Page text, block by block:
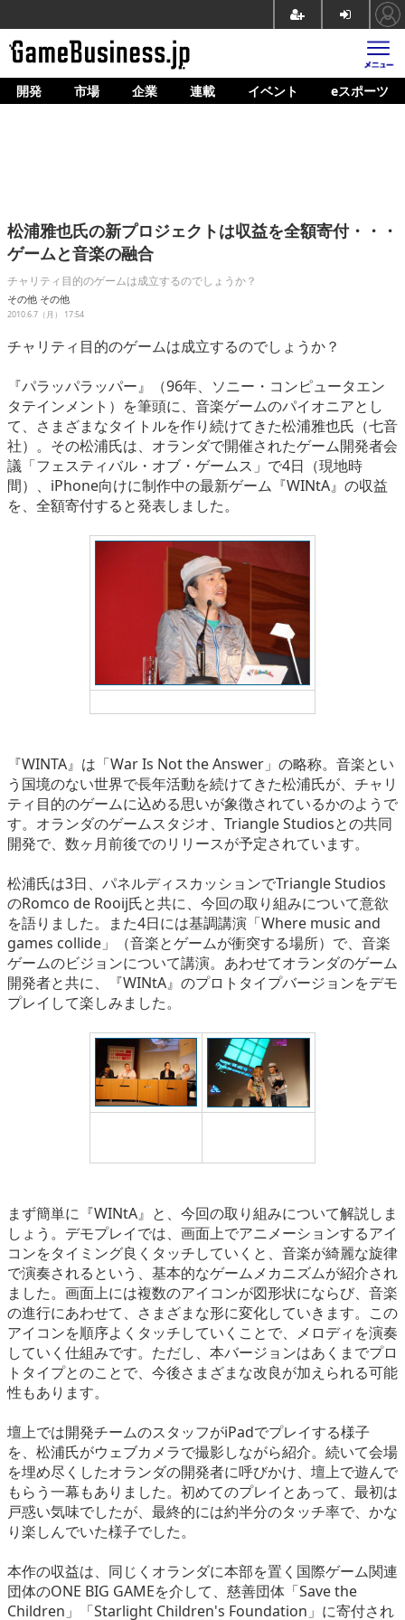
ホーム
企業動向
人材育成
産業政策
連載
イベント/セミナー
eスポーツ
開発 市場 企業 連載 イベント eスポーツ
松浦雅也氏の新プロジェクトは収益を全額寄付・・・
ゲームと音楽の融合
チャリティ目的のゲームは成立するのでしょうか？
その他 その他
2010.6.7（月） 17:54
チャリティ目的のゲームは成立するのでしょうか？
『パラッパラッパー』（96年、ソニー・コンピュータエン
タテインメント）を筆頭に、音楽ゲームのパイオニアとし
て、さまざまなタイトルを作り続けてきた松浦雅也氏（七音
社）。その松浦氏は、オランダで開催されたゲーム開発者会
議「フェスティバル・オブ・ゲームス」で4日（現地時
間）、iPhone向けに制作中の最新ゲーム『WINtA』の収益
を、全額寄付すると発表しました。
『WINTA』は「War Is Not the Answer」の略称。音楽とい
う国境のない世界で長年活動を続けてきた松浦氏が、チャリ
ティ目的のゲームに込める思いが象徴されているかのようで
す。オランダのゲームスタジオ、Triangle Studiosとの共同
開発で、数ヶ月前後でのリリースが予定されています。
松浦氏は3日、パネルディスカッションでTriangle Studios
のRomco de Rooij氏と共に、今回の取り組みについて意欲
を語りました。また4日には基調講演「Where music and
games collide」（音楽とゲームが衝突する場所）で、音楽
ゲームのビジョンについて講演。あわせてオランダのゲーム
開発者と共に、『WINtA』のプロトタイプバージョンをデモ
プレイして楽しみました。
まず簡単に『WINtA』と、今回の取り組みについて解説しま
しょう。デモプレイでは、画面上でアニメーションするアイ
コンをタイミング良くタッチしていくと、音楽が綺麗な旋律
で演奏されるという、基本的なゲームメカニズムが紹介され
ました。画面上には複数のアイコンが図形状にならび、音楽
の進行にあわせて、さまざまな形に変化していきます。この
アイコンを順序よくタッチしていくことで、メロディを演奏
していく仕組みです。ただし、本バージョンはあくまでプロ
トタイプとのことで、今後さまざまな改良が加えられる可能
性もあります。
壇上では開発チームのスタッフがiPadでプレイする様子
を、松浦氏がウェブカメラで撮影しながら紹介。続いて会場
を埋め尽くしたオランダの開発者に呼びかけ、壇上で遊んで
もらう一幕もありました。初めてのプレイとあって、最初は
戸惑い気味でしたが、最終的には約半分のタッチ率で、かな
り楽しんでいた様子でした。
本作の収益は、同じくオランダに本部を置く国際ゲーム関連
団体のONE BIG GAMEを介して、慈善団体「Save the
Children」「Starlight Children's Foundation」に寄付され